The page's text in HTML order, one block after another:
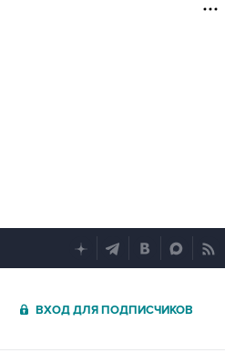
ВХОД ДЛЯ ПОДПИСЧИКОВ